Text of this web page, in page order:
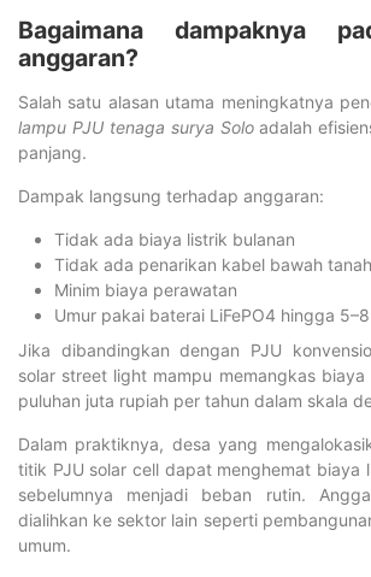
Bagaimana dampaknya
anggaran?
Salah satu alasan utama meningkatnya
lampu PJU tenaga surya Soloadalah
panjang.
Dampak langsung terhadap anggaran:
Tidak ada biaya listrik bulanan
Tidak ada penarikan kabel bawah tanah
Minim biaya perawatan
Umur pakai baterai LiFePO4 hingga
Jika dibandingkan dengan PJU
solar street light mampu memangkas biaya
puluhan juta rupiah per tahun dalam skala
Dalam praktiknya, desa yang
titik PJU solar cell dapat menghemat biaya
sebelumnya menjadi beban rutin.
dialihkan ke sektor lain seperti
umum.